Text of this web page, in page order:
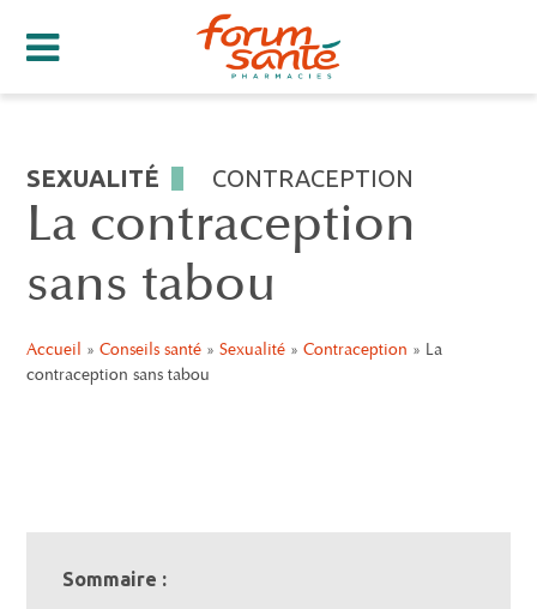
SEXUALITÉ CONTRACEPTION
La contraception
sans tabou
Accueil »Conseils santé »Sexualité »Contraception » La
contraception sans tabou
Sommaire :